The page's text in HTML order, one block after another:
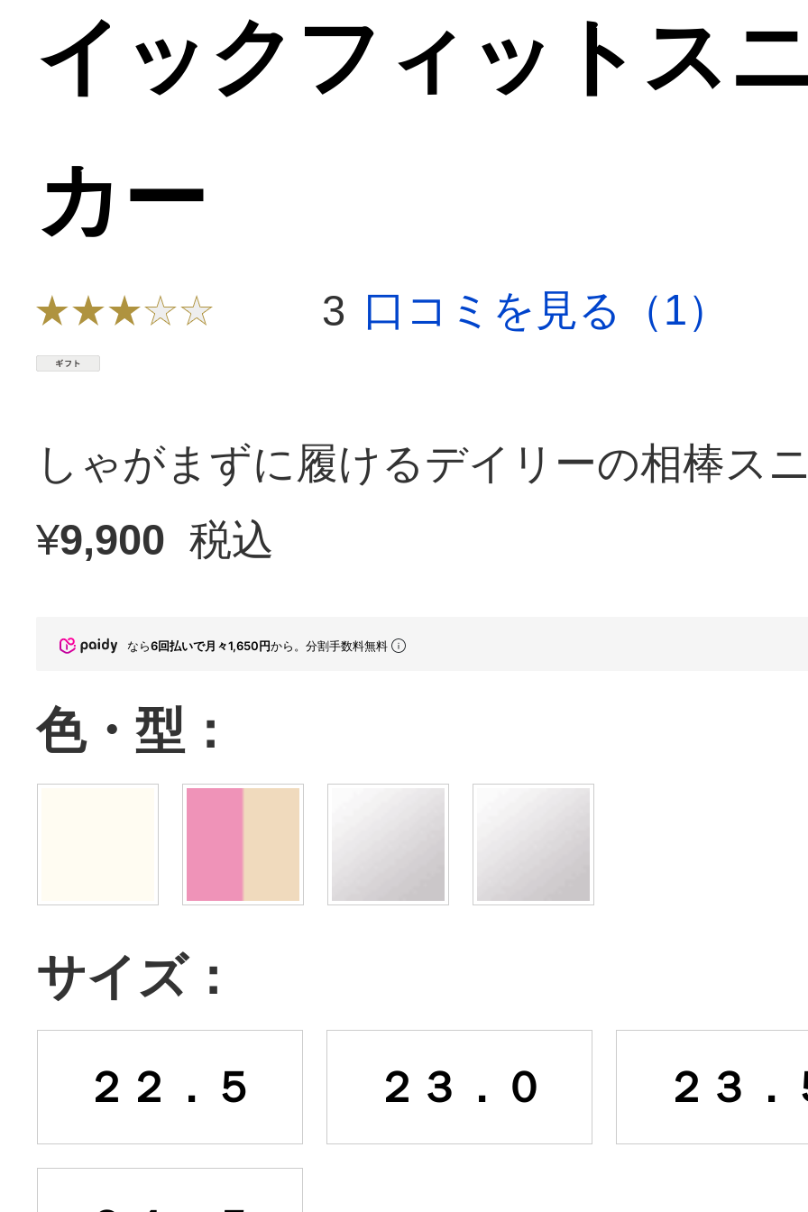
イックフィットス
カー
3 口コミを見る（1）
しゃがまずに履けるデイリーの相棒スニ
¥9,900 税込
なら6回払いで月々1,650円から。分割手数料無料
色・型：
サイズ：
２２．５ ２３．０ ２３．